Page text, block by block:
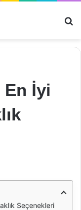
En İyi
Seçenekleri